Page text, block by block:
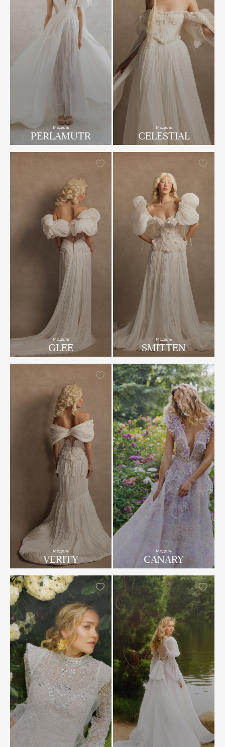
Модель
PERLAMUTR
Модель
CELESTIAL
Модель
GLEE
Модель
SMITTEN
Модель
VERITY
Модель
CANARY